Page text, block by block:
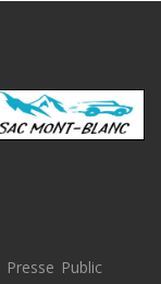
Presse Public